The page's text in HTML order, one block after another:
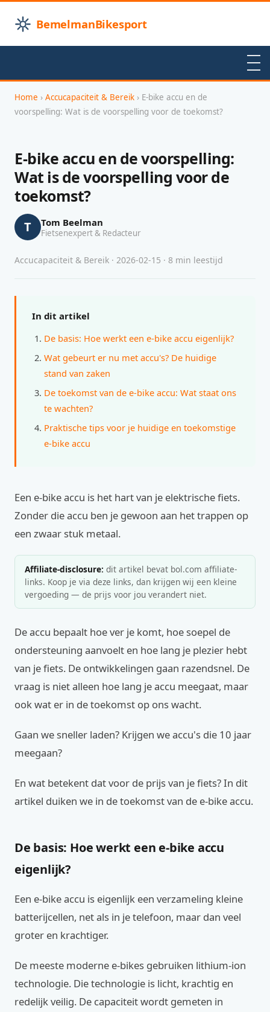
BemelmanBikesport
Home › Accucapaciteit & Bereik › E-bike accu en de
voorspelling: Wat is de voorspelling voor de toekomst?
E-bike accu en de voorspelling:
Wat is de voorspelling voor de
toekomst?
T Tom Beelman
Fietsenexpert & Redacteur
Accucapaciteit & Bereik · 2026-02-15 · 8 min leestijd
In dit artikel
De basis: Hoe werkt een e-bike accu eigenlijk?
Wat gebeurt er nu met accu's? De huidige
stand van zaken
De toekomst van de e-bike accu: Wat staat ons
te wachten?
Praktische tips voor je huidige en toekomstige
e-bike accu
Een e-bike accu is het hart van je elektrische fiets.
Zonder die accu ben je gewoon aan het trappen op
een zwaar stuk metaal.
Affiliate-disclosure: dit artikel bevat bol.com affiliate-
links. Koop je via deze links, dan krijgen wij een kleine
vergoeding — de prijs voor jou verandert niet.
De accu bepaalt hoe ver je komt, hoe soepel de
ondersteuning aanvoelt en hoe lang je plezier hebt
van je fiets. De ontwikkelingen gaan razendsnel. De
vraag is niet alleen hoe lang je accu meegaat, maar
ook wat er in de toekomst op ons wacht.
Gaan we sneller laden? Krijgen we accu's die 10 jaar
meegaan?
En wat betekent dat voor de prijs van je fiets? In dit
artikel duiken we in de toekomst van de e-bike accu.
De basis: Hoe werkt een e-bike accu
eigenlijk?
Een e-bike accu is eigenlijk een verzameling kleine
batterijcellen, net als in je telefoon, maar dan veel
groter en krachtiger.
De meeste moderne e-bikes gebruiken lithium-ion
technologie. Die technologie is licht, krachtig en
redelijk veilig. De capaciteit wordt gemeten in